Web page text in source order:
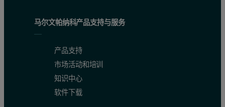
马尔文帕纳科产品支持与服务
产品支持
市场活动和培训
知识中心
软件下载